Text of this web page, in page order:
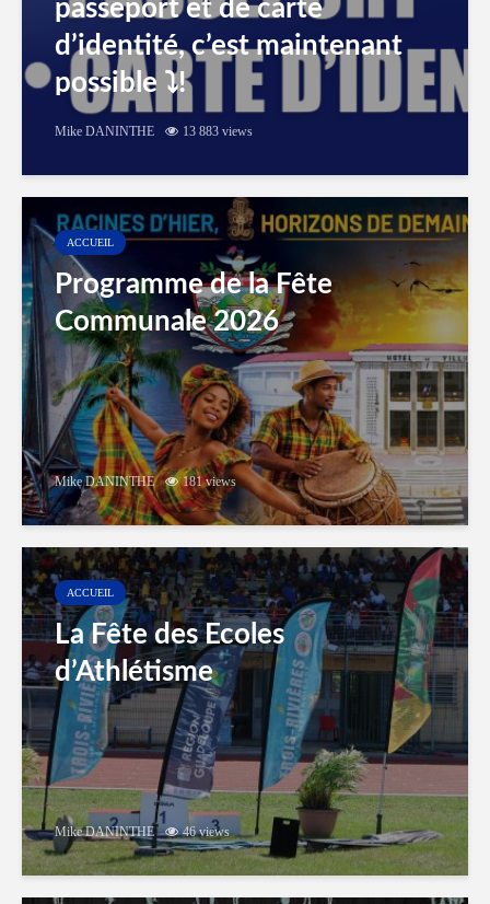
passeport et de carte
d’identité, c’est maintenant
possible ⤵️!
Mike DANINTHE 13 883 views
ACCUEIL
Programme de la Fête
Communale 2026
Mike DANINTHE 181 views
ACCUEIL
La Fête des Ecoles
d’Athlétisme
Mike DANINTHE 46 views